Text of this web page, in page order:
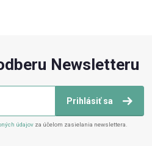
Newsletteru
Prihlásiť sa
údajov za účelom zasielania newslettera.